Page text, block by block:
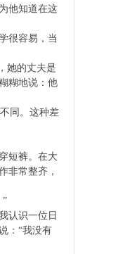
他知道在这
很容易，当
她的丈夫是
糊地说：他
同。这种差
短裤。在大
非常整齐，
”
认识一位日
：“我没有